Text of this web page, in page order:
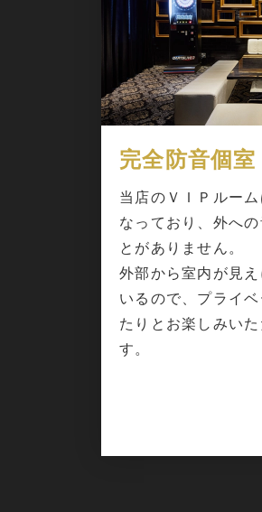
完全防音個室
当店のＶＩＰルー
なっており、外へ
とがありません。
外部から室内が見
いるので、プライ
たりとお楽しみい
す。